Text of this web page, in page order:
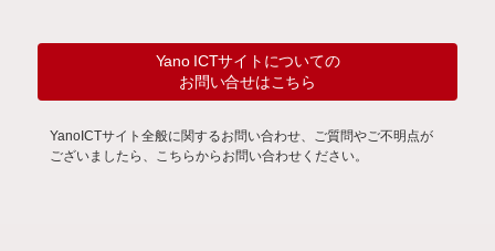
Yano ICTサイトについての
お問い合せはこちら
YanoICTサイト全般に関するお問い合わせ、ご質問やご不明点が
ございましたら、こちらからお問い合わせください。